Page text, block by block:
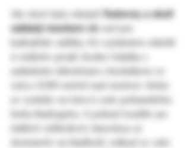
Ale dost bylo mlsání! Pustevny a okolí
nabízejí mnohem víc než jen
kulinářské zážitky. Po vydatném obědě
si můžete projít stezku Valaška s
unikátním skleněným chodníkem ve
výšce 1099 metrů nad mořem. Nebo
se vydejte na túru k soše pohanského
boha Radegasta. A pokud toužíte po
dalších výhledech, lanovkou se
dostanete na Radhošť, odkud se vám